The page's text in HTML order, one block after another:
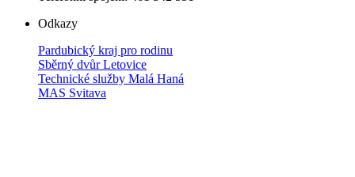
Odkazy
Pardubický kraj pro rodinu
Sběrný dvůr Letovice
Technické služby Malá Haná
MAS Svitava